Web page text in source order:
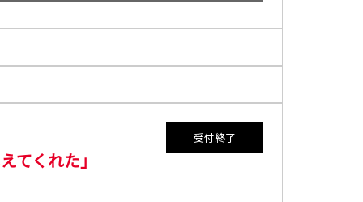
てくれた」
受付終了